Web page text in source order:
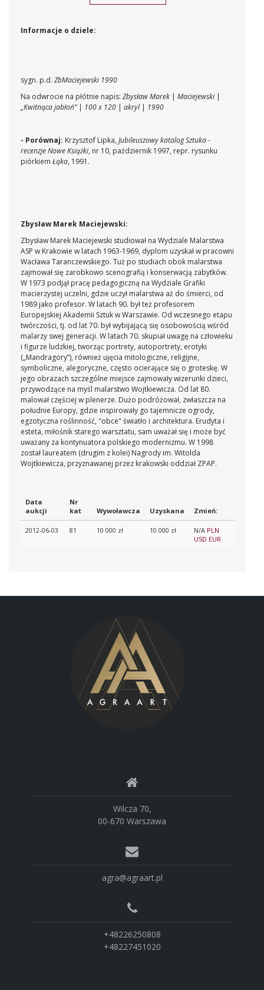
Informacje o dziele:
sygn. p.d. ZbMaciejewski 1990
Na odwrocie na płótnie napis: Zbysław Marek | Maciejewski |
„Kwitnąca jabłoń“| 100 x 120 | akryl| 1990
- Porównaj: Krzysztof Lipka, Jubileuszowy katalog Sztuka -
recenzje Nowe Książki, nr 10, październik 1997, repr. rysunku
piórkiem Łąka, 1991.
Zbysław Marek Maciejewski:
Zbysław Marek Maciejewski studiował na Wydziale Malarstwa
ASP w Krakowie w latach 1963-1969, dyplom uzyskał w pracowni
Wacława Taranczewskiego. Tuż po studiach obok malarstwa
zajmował się zarobkowo scenografią i konserwacją zabytków.
W 1973 podjął pracę pedagogiczną na Wydziale Grafiki
macierzystej uczelni, gdzie uczył malarstwa aż do śmierci, od
1989 jako profesor. W latach 90. był też profesorem
Europejskiej Akademii Sztuk w Warszawie. Od wczesnego etapu
twórczości, tj. od lat 70. był wybijającą się osobowością wśród
malarzy swej generacji. W latach 70. skupiał uwagę na człowieku
i figurze ludzkiej, tworząc portrety, autoportrety, erotyki
(„Mandragory”), również ujęcia mitologiczne, religijne,
symboliczne, alegoryczne, często ocierające się o groteskę. W
jego obrazach szczególne miejsce zajmowały wizerunki dzieci,
przywodzące na myśl malarstwo Wojtkiewicza. Od lat 80.
malował częściej w plenerze. Dużo podróżował, zwłaszcza na
południe Europy, gdzie inspirowały go tajemnicze ogrody,
egzotyczna roślinność, "obce" światło i architektura. Erudyta i
esteta, miłośnik starego warsztatu, sam uważał się i może być
uważany za kontynuatora polskiego modernizmu. W 1998
został laureatem (drugim z kolei) Nagrody im. Witolda
Wojtkiewicza, przyznawanej przez krakowski oddział ZPAP.
Data
aukcji
Nr
kat
Wywoławcza Uzyskana Zmień:
2012-06-03 81 10 000 zł 10 000 zł N/A PLN
USD EUR
Wilcza 70,
00-670 Warszawa
agra@agraart.pl
+48226250808
+48227451020